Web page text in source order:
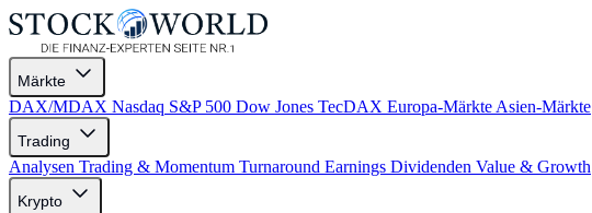
Märkte
DAX/MDAX Nasdaq S&P 500 Dow Jones TecDAX Europa-Märkte Asien-Märkte
Trading
Analysen Trading & Momentum Turnaround Earnings Dividenden Value & Growth
Krypto